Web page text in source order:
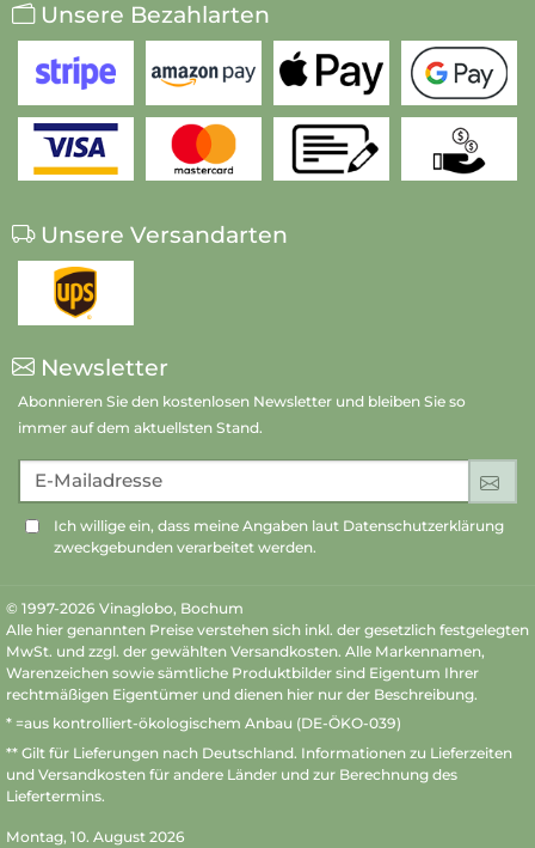
Unsere Bezahlarten
Unsere Versandarten
Newsletter
Abonnieren Sie den kostenlosen Newsletter und bleiben Sie so
immer auf dem aktuellsten Stand.
E-Mailadresse
Ich willige ein, dass meine Angaben laut Datenschutzerklärung
zweckgebunden verarbeitet werden.
© 1997-2026 Vinaglobo, Bochum
Alle hier genannten Preise verstehen sich inkl. der gesetzlich festgelegten
MwSt. und zzgl. der gewählten Versandkosten. Alle Markennamen,
Warenzeichen sowie sämtliche Produktbilder sind Eigentum Ihrer
rechtmäßigen Eigentümer und dienen hier nur der Beschreibung.
* =aus kontrolliert-ökologischem Anbau (DE-ÖKO-039)
** Gilt für Lieferungen nach Deutschland. Informationen zu Lieferzeiten
und Versandkosten für andere Länder und zur Berechnung des
Liefertermins.
Montag, 10. August 2026